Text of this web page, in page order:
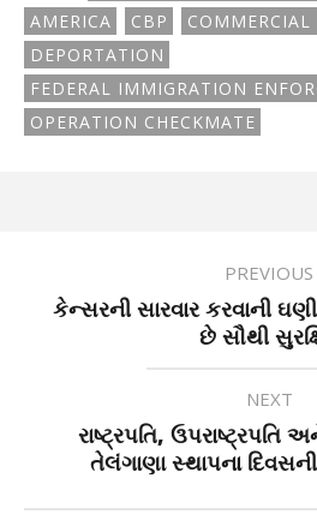
AMERICA
CBP
COMMERCIAL
DEPORTATION
FEDERAL IMMIGRATION
OPERATION CHECKMATE
PREVIOUS
કેન્સરની સારવાર કરવાની
છે સૌથી
NEXT
રાષ્ટ્રપતિ, ઉપરાષ્ટ્રપતિ
તેલંગાણા સ્થાપના